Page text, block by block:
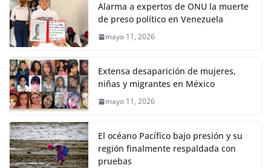
Alarma a expertos de ONU la muerte
de preso político en Venezuela
mayo 11, 2026
Extensa desaparición de mujeres,
niñas y migrantes en México
mayo 11, 2026
El océano Pacífico bajo presión y su
región finalmente respaldada con
pruebas